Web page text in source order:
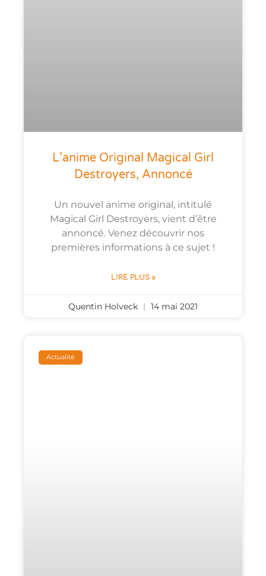
L’anime Original Magical Girl
Destroyers, Annoncé
Un nouvel anime original, intitulé
Magical Girl Destroyers, vient d’être
annoncé. Venez découvrir nos
premières informations à ce sujet !
LIRE PLUS »
Quentin Holveck 14 mai 2021
Actualité